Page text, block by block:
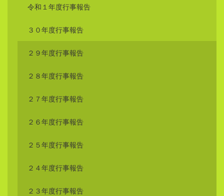
令和１年度行事報告
３０年度行事報告
２９年度行事報告
２８年度行事報告
２７年度行事報告
２６年度行事報告
２５年度行事報告
２４年度行事報告
２３年度行事報告